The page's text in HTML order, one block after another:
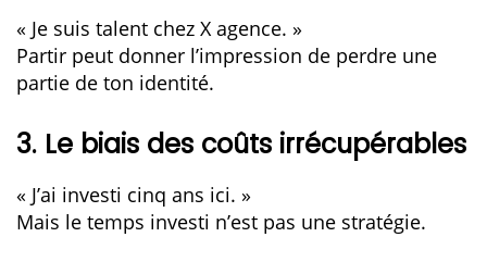
« Je suis talent chez X agence. »
Partir peut donner l’impression de perdre une
partie de ton identité.
3. Le biais des coûts irrécupérables
« J’ai investi cinq ans ici. »
Mais le temps investi n’est pas une stratégie.